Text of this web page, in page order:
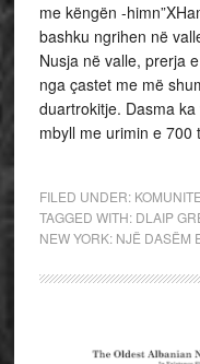
me këngën -
bashku ngrihen në
Nusja në valle, prerja
nga çastet me më
duartrokitje. Dasma
mbyll me urimin e 700
FILED UNDER:
TAGGED WITH: DLAIP
NEW YORK: NJË DASËM